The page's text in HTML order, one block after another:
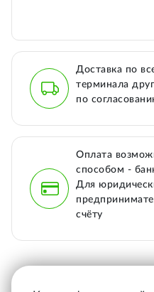
Доставка по
терминала
по
Оплата
способом -
Для
счёту